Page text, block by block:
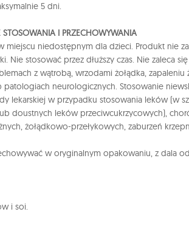
5 dni.
I PRZECHOWYWANIA
miejscu niedostępnym dla dzieci. Produkt nie
Nie stosować przez dłuższy czas. Nie zaleca
z wątrobą, wrzodami żołądka,
patologiach neurologicznych. Stosowanie
lekarskiej w przypadku stosowania leków (w
doustnych leków przeciwcukrzycowych),
żołądkowo-przełykowych, zaburzeń
w oryginalnym opakowaniu, z dala
i soi.